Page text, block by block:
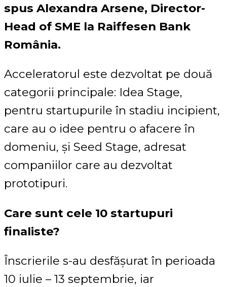
spus Alexandra Arsene, Director-
Head of SME la Raiffesen Bank
România.
Acceleratorul este dezvoltat pe două
categorii principale: Idea Stage,
pentru startupurile în stadiu incipient,
care au o idee pentru o afacere în
domeniu, și Seed Stage, adresat
companiilor care au dezvoltat
prototipuri.
Care sunt cele 10 startupuri
finaliste?
Înscrierile s-au desfășurat în perioada
10 iulie – 13 septembrie, iar